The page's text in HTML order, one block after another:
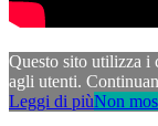
Questo sito utilizza
agli utenti.
Leggi di piùNon